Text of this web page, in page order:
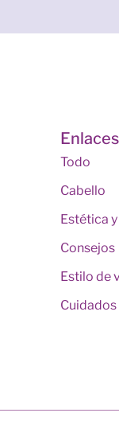
Enlaces
Todo
Cabello
Estética
Consejos
Estilo de